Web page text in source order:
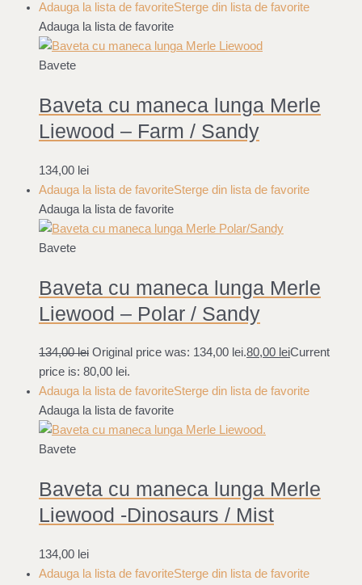
Adauga la lista de favoriteSterge din lista de favorite
Adauga la lista de favorite
Bavete
Baveta cu maneca lunga Merle
Liewood – Farm / Sandy
134,00 lei
Adauga la lista de favoriteSterge din lista de favorite
Adauga la lista de favorite
Bavete
Baveta cu maneca lunga Merle
Liewood – Polar / Sandy
134,00lei Original price was: 134,00 lei.80,00 leiCurrent
price is: 80,00 lei.
Adauga la lista de favoriteSterge din lista de favorite
Adauga la lista de favorite
Bavete
Baveta cu maneca lunga Merle
Liewood -Dinosaurs / Mist
134,00 lei
Adauga la lista de favoriteSterge din lista de favorite